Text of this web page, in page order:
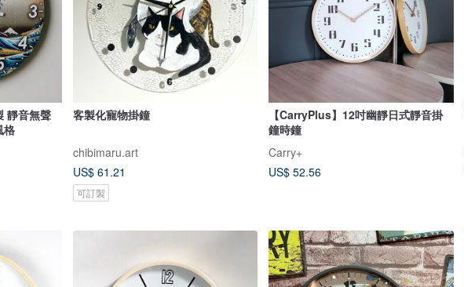
靜音無聲
格
客製化寵物掛鐘
chibimaru.art
US$ 61.21
可訂製
【CarryPlus】12吋幽靜日式靜音掛
鐘時鐘
Carry+
US$ 52.56